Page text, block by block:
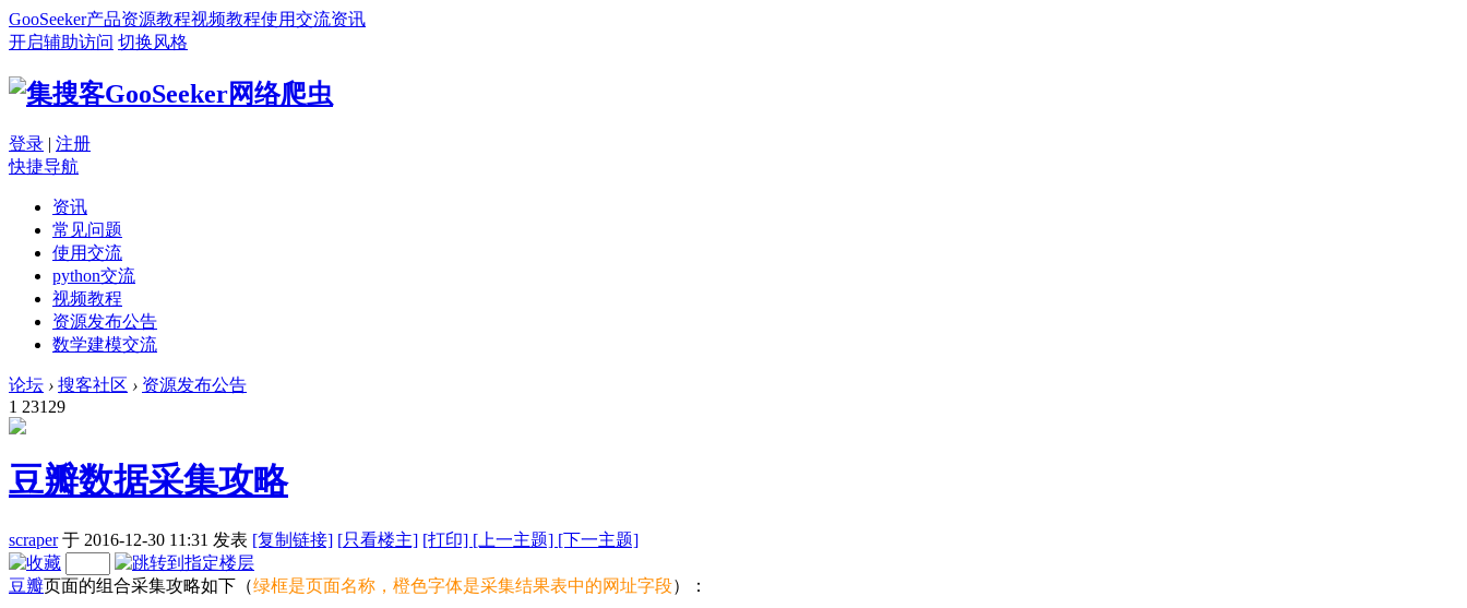
GooSeeker产品资源教程视频教程使用交流资讯
开启辅助访问 切换风格
登录 | 注册
快捷导航
资讯
常见问题
使用交流
python交流
视频教程
资源发布公告
数学建模交流
论坛 › 搜客社区 › 资源发布公告
1 23129
豆瓣数据采集攻略
scraper 于 2016-12-30 11:31 发表 [复制链接] [只看楼主] [打印] [上一主题] [下一主题]
豆瓣页面的组合采集攻略如下（绿框是页面名称，橙色字体是采集结果表中的网址字段）：